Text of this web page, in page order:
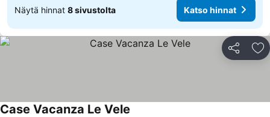
Näytä hinnat 8 sivustolta Katso hinnat
Jaa
Case Vacanza Le Vele